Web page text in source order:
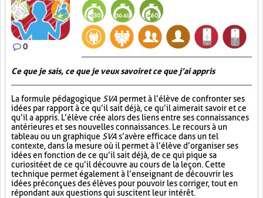
0
Ce que je sais, ce que je veux savoir et ce que j’ai appris
La formule pédagogique SVA permet à l’élève de confronter ses
idées par rapport à ce qu’il sait déjà, ce qu’il aimerait savoir et ce
qu’il a appris. L’élève crée alors des liens entre ses connaissances
antérieures et ses nouvelles connaissances. Le recours à un
tableau ou un graphique SVA s’avère efficace dans un tel
contexte, dans la mesure où il permet à l’élève d’organiser ses
idées en fonction de ce qu’il sait déjà, de ce qui pique sa
curiosité et de ce qu’il découvre au cours de la leçon. Cette
technique permet également à l’enseignant de découvrir les
idées préconçues des élèves pour pouvoir les corriger, tout en
répondant aux questions qui suscitent leur intérêt.